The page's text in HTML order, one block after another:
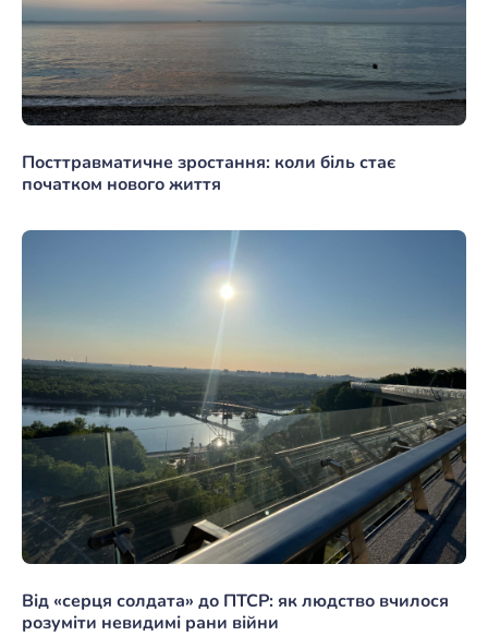
Посттравматичне зростання: коли біль стає
початком нового життя
Від «серця солдата» до ПТСР: як людство вчилося
розуміти невидимі рани війни